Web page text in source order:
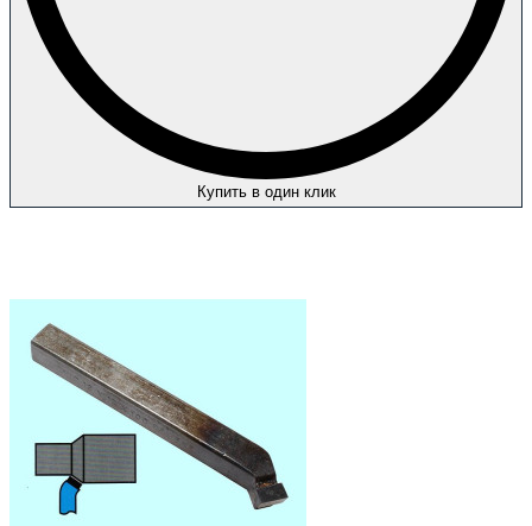
Купить в один клик